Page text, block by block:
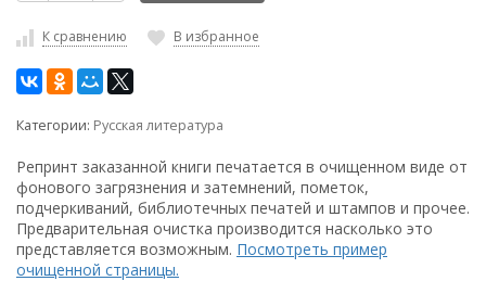
К сравнению В избранное
Категории: Русская литература
Репринт заказанной книги печатается в очищенном виде от
фонового загрязнения и затемнений, пометок,
подчеркиваний, библиотечных печатей и штампов и прочее.
Предварительная очистка производится насколько это
представляется возможным. Посмотреть пример
очищенной страницы.